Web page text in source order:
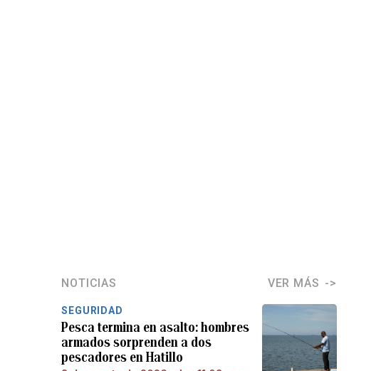
NOTICIAS VER MÁS
SEGURIDAD
Pesca termina en asalto: hombres
armados sorprenden a dos
pescadores en Hatillo